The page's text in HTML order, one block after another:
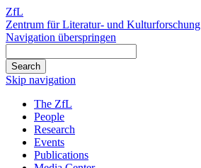
ZfL
Zentrum für Literatur- und Kulturforschung
Navigation überspringen
Skip navigation
The ZfL
People
Research
Events
Publications